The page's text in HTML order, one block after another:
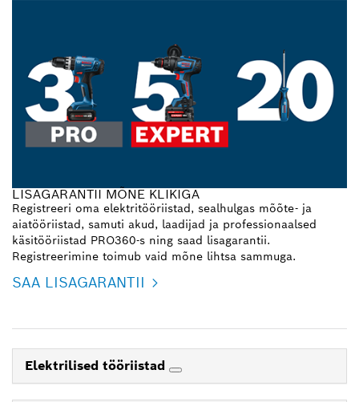
LISAGARANTII MÕNE KLIKIGA
Registreeri oma elektritööriistad, sealhulgas mõõte- ja
aiatööriistad, samuti akud, laadijad ja professionaalsed
käsitööriistad PRO360-s ning saad lisagarantii.
Registreerimine toimub vaid mõne lihtsa sammuga.
SAA LISAGARANTII
Elektrilised tööriistad